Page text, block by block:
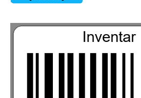
Bildergalerie überspringen